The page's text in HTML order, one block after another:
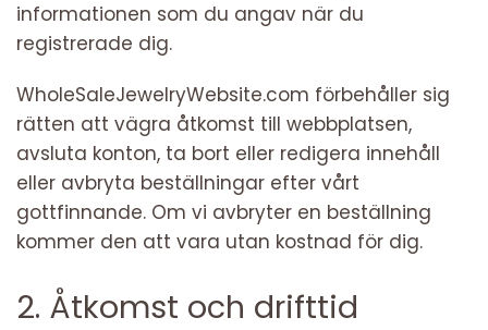
informationen som du angav när du
registrerade dig.
WholeSaleJewelryWebsite.com förbehåller sig
rätten att vägra åtkomst till webbplatsen,
avsluta konton, ta bort eller redigera innehåll
eller avbryta beställningar efter vårt
gottfinnande. Om vi ​​avbryter en beställning
kommer den att vara utan kostnad för dig.
2. Åtkomst och drifttid